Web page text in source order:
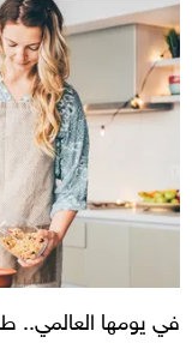
في يومها العالمي..